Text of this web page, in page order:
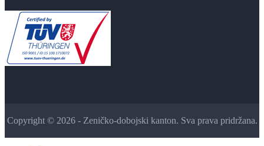
Copyright © 2026 - Zeničko-dobojski kanton. Sva prava pridržana.